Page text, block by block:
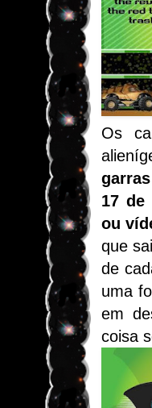
Os
17 de
ou
que
de
uma
em
coisa